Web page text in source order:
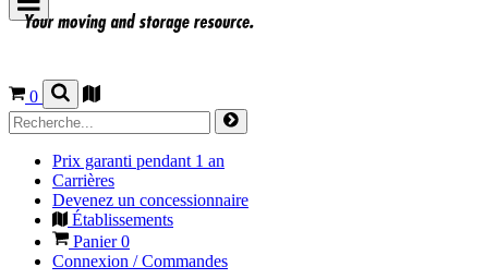
0
Prix garanti pendant 1 an
Carrières
Devenez un concessionnaire
Établissements
Panier0
Connexion / Commandes